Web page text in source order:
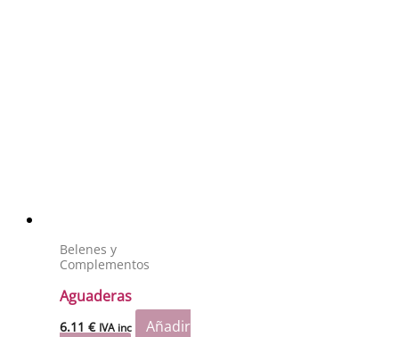
Belenes y
Complementos
Aguaderas
6.11€ IVA inc
Añadir